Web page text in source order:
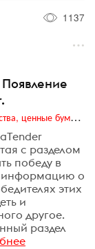
1137
Бизнес (тендеры, слияния, поглощения, партнерства, ценные бумаги, акционеры, финансы и отчетность)
с разделом
победу в
информацию о
этих
и
другое.
раздел